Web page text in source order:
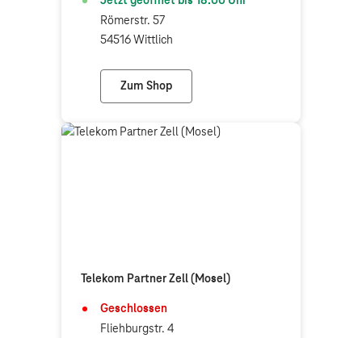
Römerstr. 57
54516 Wittlich
Zum Shop
expert Wittlich (Telekom Partner)
Telekom Partner Zell (Mosel)
Geschlossen
Fliehburgstr. 4